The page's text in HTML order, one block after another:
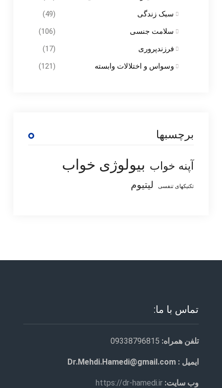
سبک زندگی
(49)
سلامت جنسی
(106)
فرزندپروری
(17)
وسواس و اختلالات وابسته
(121)
برچسبها
آپنه خواب بیولوژی خواب
تکنیکهای تنفسی لیتیوم
تماس با ما:
تلفن همراه: 09338796815
ایمیل : Dr.Mehdi.Hamedi@gmail.com
وب سایت: https://dr-hamedi.ir